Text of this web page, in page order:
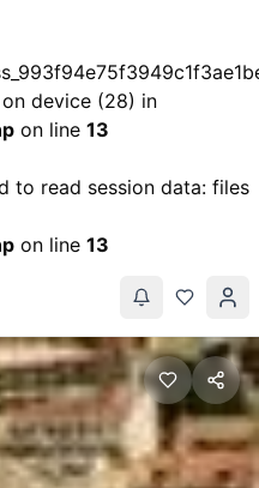
on device (28) in
on line 13
to read session data: files
on line 13